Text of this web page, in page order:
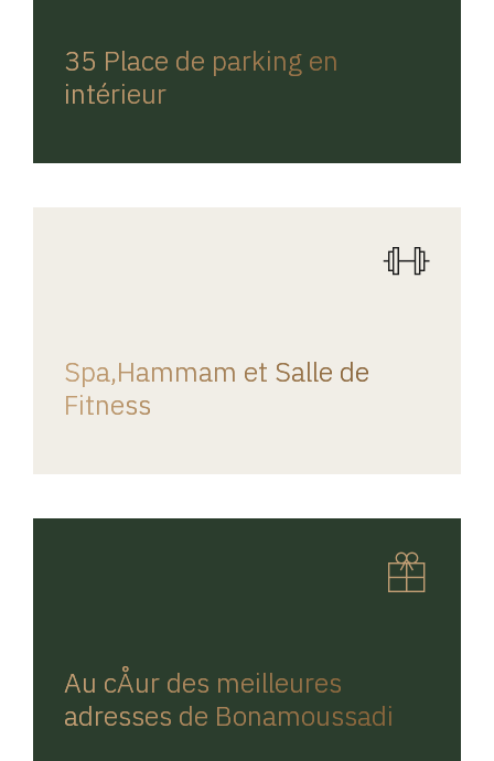
35 Place de parking en
intérieur
Spa,Hammam et Salle de
Fitness
Au cÅur des meilleures
adresses de Bonamoussadi